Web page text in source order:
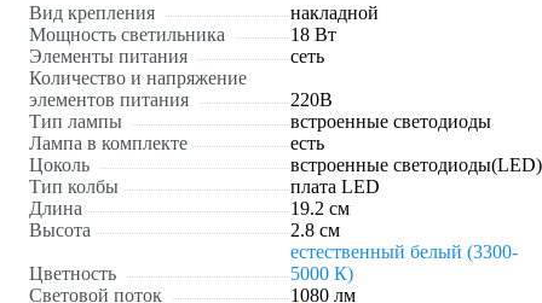
Вид крепления
накладной
Мощность светильника
18 Вт
Элементы питания
сеть
Количество и напряжение
элементов питания
220В
Тип лампы
встроенные светодиоды
Лампа в комплекте
есть
Цоколь
встроенные светодиоды(LED)
Тип колбы
плата LED
Длина
19.2 см
Высота
2.8 см
Цветность
естественный белый (3300-
5000 К)
Световой поток
1080 лм